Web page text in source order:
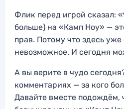
Флик перед игрой сказал:
больше) на «Камп Ноу» —
прав. Потому что здесь уже
невозможное. И сегодня
А вы верите в чудо
комментариях — за кого
Давайте вместе подождём,